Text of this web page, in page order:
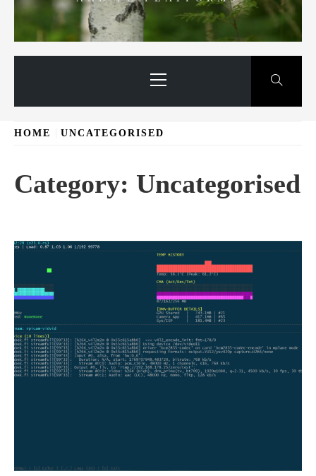
Menu
HOME UNCATEGORISED
Category: Uncategorised